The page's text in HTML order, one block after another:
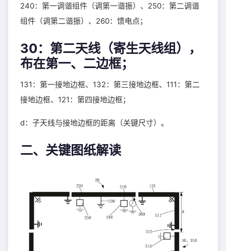
240：第一调谐组件（调第一谐振）、250：第二调谐
组件（调第二谐振）、260：馈电点；
30：第二天线（寄生天线组），
布在第一、二边框；
131：第一接地边框、132：第三接地边框、111：第二
接地边框、121：第四接地边框；
d：子天线与接地边框的距离（关键尺寸）。
二、关键图纸解读